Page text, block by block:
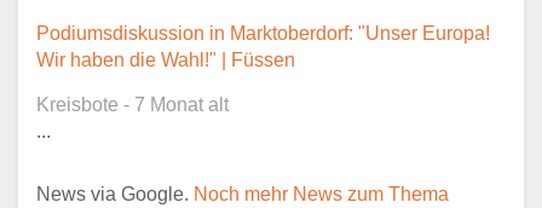
Ansprechpartner
Podiumsdiskussion in Marktoberdorf: "Unser Europa!
Wir haben die Wahl!" | Füssen
Kreisbote - 7 Monat alt
...
News via Google. Noch mehr News zum Thema